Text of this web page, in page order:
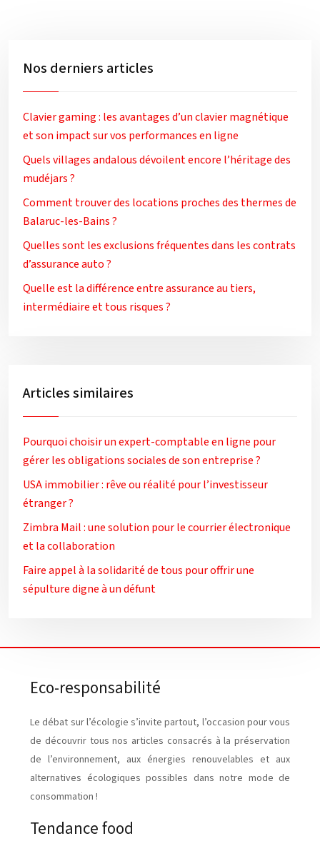
Nos derniers articles
Clavier gaming : les avantages d’un clavier magnétique
et son impact sur vos performances en ligne
Quels villages andalous dévoilent encore l’héritage des
mudéjars ?
Comment trouver des locations proches des thermes de
Balaruc-les-Bains ?
Quelles sont les exclusions fréquentes dans les contrats
d’assurance auto ?
Quelle est la différence entre assurance au tiers,
intermédiaire et tous risques ?
Articles similaires
Pourquoi choisir un expert-comptable en ligne pour
gérer les obligations sociales de son entreprise ?
USA immobilier : rêve ou réalité pour l’investisseur
étranger ?
Zimbra Mail : une solution pour le courrier électronique
et la collaboration
Faire appel à la solidarité de tous pour offrir une
sépulture digne à un défunt
Eco-responsabilité
Le débat sur l’écologie s’invite partout, l’occasion pour vous
de découvrir tous nos articles consacrés à la préservation
de l’environnement, aux énergies renouvelables et aux
alternatives écologiques possibles dans notre mode de
consommation !
Tendance food